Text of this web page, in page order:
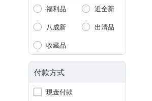
福利品
近全新
八成新
出清品
收藏品
付款方式
現金付款